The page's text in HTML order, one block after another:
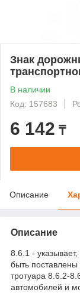
Знак
В наличии
Код: 157683
6 142 ₸
Описание
Описание
8.6.1 -
быть поставлены
тротуара 8.6.2-
автомобилей и